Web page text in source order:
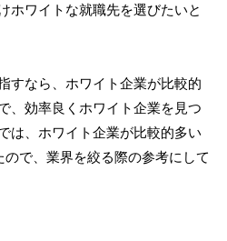
ホワイトな就職先を選びたいと
すなら、ホワイト企業が比較的
、効率良くホワイト企業を見つ
は、ホワイト企業が比較的多い
で、業界を絞る際の参考にして